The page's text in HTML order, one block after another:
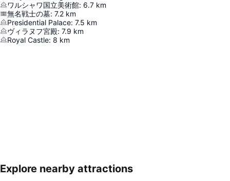
ワルシャワ国立美術館: 6.7 km
無名戦士の墓: 7.2 km
Presidential Palace: 7.5 km
ヴィラヌフ宮殿: 7.9 km
Royal Castle: 8 km
地図を拡大
Explore nearby attractions